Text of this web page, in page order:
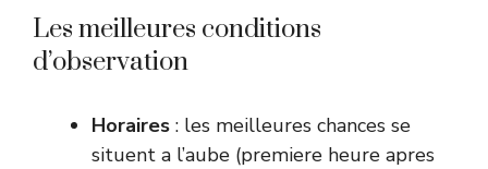
Les meilleures conditions
d’observation
Horaires : les meilleures chances se
situent a l’aube (premiere heure apres